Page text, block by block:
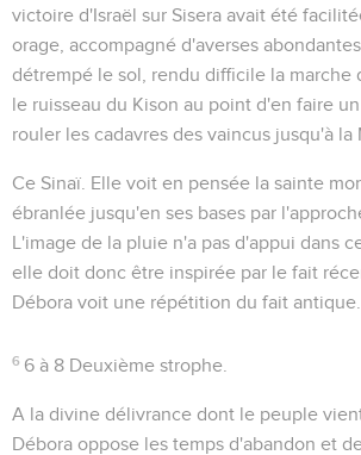
victoire d'Israël sur Sisera avait été
orage, accompagné d'averses
détrempé le sol, rendu difficile la marche
le ruisseau du Kison au point d'en faire
rouler les cadavres des vaincus jusqu'à la
Ce Sinaï . Elle voit en pensée la sainte
ébranlée jusqu'en ses bases par
L'image de la pluie n'a pas d'appui dans
elle doit donc être inspirée par le fait
Débora voit une répétition du fait antique.
6 6 à 8 Deuxième strophe.
A la divine délivrance dont le peuple
Débora oppose les temps d'abandon et